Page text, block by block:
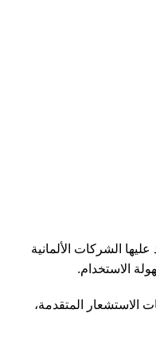
الشركات الألمانية
الاستخدام.
الاستشعار المتقدمة،